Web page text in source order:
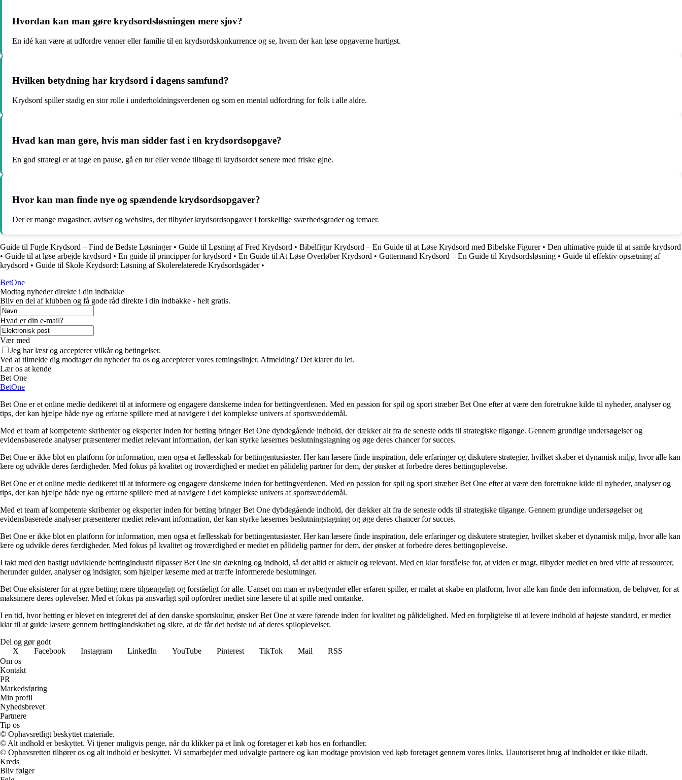
Hvordan kan man gøre krydsordsløsningen mere sjov?
En idé kan være at udfordre venner eller familie til en krydsordskonkurrence og se, hvem der kan løse opgaverne hurtigst.
Hvilken betydning har krydsord i dagens samfund?
Krydsord spiller stadig en stor rolle i underholdningsverdenen og som en mental udfordring for folk i alle aldre.
Hvad kan man gøre, hvis man sidder fast i en krydsordsopgave?
En god strategi er at tage en pause, gå en tur eller vende tilbage til krydsordet senere med friske øjne.
Hvor kan man finde nye og spændende krydsordsopgaver?
Der er mange magasiner, aviser og websites, der tilbyder krydsordsopgaver i forskellige sværhedsgrader og temaer.
Guide til Fugle Krydsord – Find de Bedste Løsninger• Guide til Løsning af Fred Krydsord • Bibelfigur Krydsord – En Guide til at Løse Krydsord med Bibelske Figurer• Den ultimative guide til at samle krydsord
• Guide til at løse arbejde krydsord • En guide til principper for krydsord • En Guide til At Løse Overløber Krydsord • Guttermand Krydsord – En Guide til Krydsordsløsning • Guide til effektiv opsætning af
krydsord • Guide til Skole Krydsord: Løsning af Skolerelaterede Krydsordsgåder•
BetOne
Modtag nyheder direkte i din indbakke
Bliv en del af klubben og få gode råd direkte i din indbakke - helt gratis.
Hvad er din e-mail?
Vær med
Jeg har læst og accepterer vilkår og betingelser.
Ved at tilmelde dig modtager du nyheder fra os og accepterer vores retningslinjer. Afmelding? Det klarer du let.
Lær os at kende
Bet One
BetOne
Bet One er et online medie dedikeret til at informere og engagere danskerne inden for bettingverdenen. Med en passion for spil og sport stræber Bet One efter at være den foretrukne kilde til nyheder, analyser og
tips, der kan hjælpe både nye og erfarne spillere med at navigere i det komplekse univers af sportsvæddemål.
Med et team af kompetente skribenter og eksperter inden for betting bringer Bet One dybdegående indhold, der dækker alt fra de seneste odds til strategiske tilgange. Gennem grundige undersøgelser og
evidensbaserede analyser præsenterer mediet relevant information, der kan styrke læsernes beslutningstagning og øge deres chancer for succes.
Bet One er ikke blot en platform for information, men også et fællesskab for bettingentusiaster. Her kan læsere finde inspiration, dele erfaringer og diskutere strategier, hvilket skaber et dynamisk miljø, hvor alle kan
lære og udvikle deres færdigheder. Med fokus på kvalitet og troværdighed er mediet en pålidelig partner for dem, der ønsker at forbedre deres bettingoplevelse.
Bet One er et online medie dedikeret til at informere og engagere danskerne inden for bettingverdenen. Med en passion for spil og sport stræber Bet One efter at være den foretrukne kilde til nyheder, analyser og
tips, der kan hjælpe både nye og erfarne spillere med at navigere i det komplekse univers af sportsvæddemål.
Med et team af kompetente skribenter og eksperter inden for betting bringer Bet One dybdegående indhold, der dækker alt fra de seneste odds til strategiske tilgange. Gennem grundige undersøgelser og
evidensbaserede analyser præsenterer mediet relevant information, der kan styrke læsernes beslutningstagning og øge deres chancer for succes.
Bet One er ikke blot en platform for information, men også et fællesskab for bettingentusiaster. Her kan læsere finde inspiration, dele erfaringer og diskutere strategier, hvilket skaber et dynamisk miljø, hvor alle kan
lære og udvikle deres færdigheder. Med fokus på kvalitet og troværdighed er mediet en pålidelig partner for dem, der ønsker at forbedre deres bettingoplevelse.
I takt med den hastigt udviklende bettingindustri tilpasser Bet One sin dækning og indhold, så det altid er aktuelt og relevant. Med en klar forståelse for, at viden er magt, tilbyder mediet en bred vifte af ressourcer,
herunder guider, analyser og indsigter, som hjælper læserne med at træffe informerede beslutninger.
Bet One eksisterer for at gøre betting mere tilgængeligt og forståeligt for alle. Uanset om man er nybegynder eller erfaren spiller, er målet at skabe en platform, hvor alle kan finde den information, de behøver, for at
maksimere deres oplevelser. Med et fokus på ansvarligt spil opfordrer mediet sine læsere til at spille med omtanke.
I en tid, hvor betting er blevet en integreret del af den danske sportskultur, ønsker Bet One at være førende inden for kvalitet og pålidelighed. Med en forpligtelse til at levere indhold af højeste standard, er mediet
klar til at guide læsere gennem bettinglandskabet og sikre, at de får det bedste ud af deres spiloplevelser.
Del og gør godt
X
Facebook Instagram LinkedIn YouTube Pinterest TikTok Mail
RSS
Om os
Kontakt
PR
Markedsføring
Min profil
Nyhedsbrevet
Partnere
Tip os
© Ophavsretligt beskyttet materiale.
© Alt indhold er beskyttet. Vi tjener muligvis penge, når du klikker på et link og foretager et køb hos en forhandler.
© Ophavsretten tilhører os og alt indhold er beskyttet. Vi samarbejder med udvalgte partnere og kan modtage provision ved køb foretaget gennem vores links. Uautoriseret brug af indholdet er ikke tilladt.
Kreds
Bliv følger